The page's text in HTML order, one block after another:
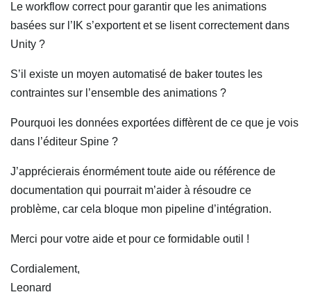
Le workflow correct pour garantir que les animations
basées sur l’IK s’exportent et se lisent correctement dans
Unity ?
S’il existe un moyen automatisé de baker toutes les
contraintes sur l’ensemble des animations ?
Pourquoi les données exportées diffèrent de ce que je vois
dans l’éditeur Spine ?
J’apprécierais énormément toute aide ou référence de
documentation qui pourrait m’aider à résoudre ce
problème, car cela bloque mon pipeline d’intégration.
Merci pour votre aide et pour ce formidable outil !
Cordialement,
Leonard